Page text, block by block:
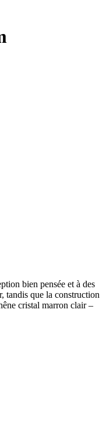
bien pensée et à des
tandis que la construction
cristal marron clair –